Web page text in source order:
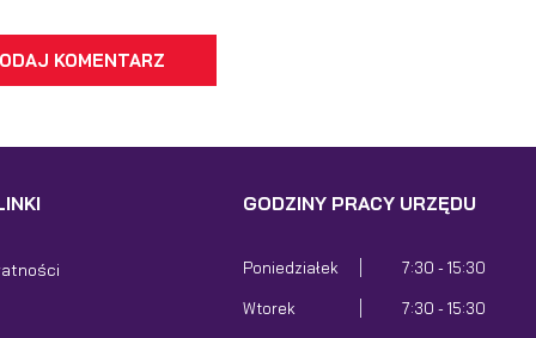
KOMENTARZ
GODZINY PRACY URZĘDU
Poniedziałek 7:30 - 15:30
Wtorek 7:30 - 15:30